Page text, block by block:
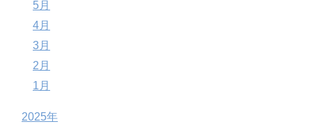
5月
4月
3月
2月
1月
2025年